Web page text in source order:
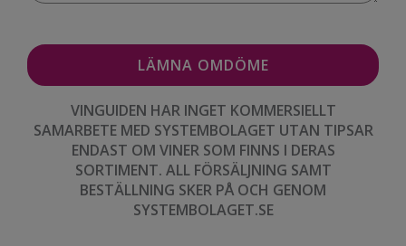
VINGUIDEN HAR INGET KOMMERSIELLT
SAMARBETE MED SYSTEMBOLAGET UTAN TIPSAR
ENDAST OM VINER SOM FINNS I DERAS
SORTIMENT. ALL FÖRSÄLJNING SAMT
BESTÄLLNING SKER PÅ OCH GENOM
SYSTEMBOLAGET.SE